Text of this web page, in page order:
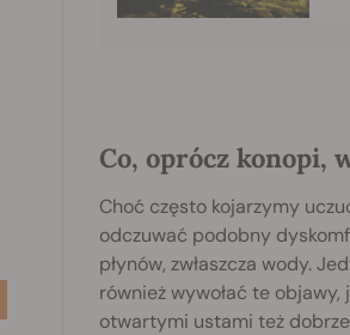
Co, oprócz konopi,
Choć często kojarzymy
odczuwać podobny
płynów, zwłaszcza wody.
również wywołać te
otwartymi ustami też